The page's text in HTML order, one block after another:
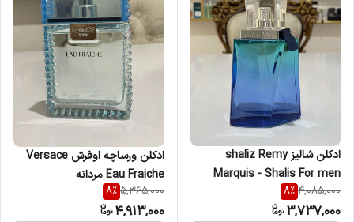
ادکلن شالیز shaliz Remy
Marquis - Shalis For men
مردانه
4,085,000
8%
3,737,000
ادکلن ورساچه اوفرش Versace
Eau Fraiche مردانه
5,365,000
8%
4,913,000